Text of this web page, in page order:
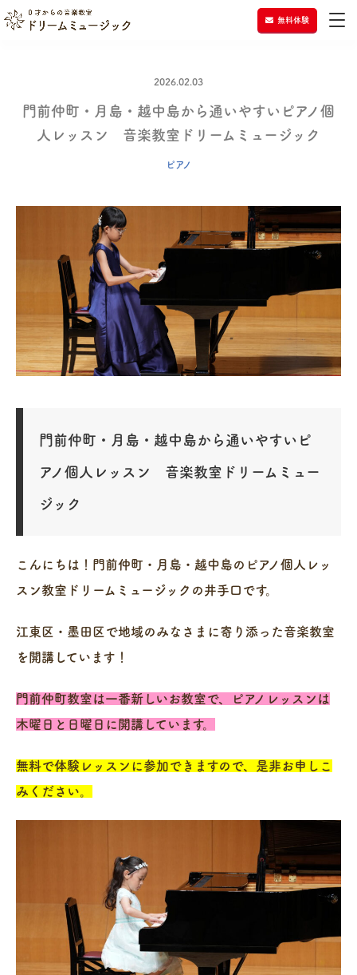
無料体験
2026.02.03
門前仲町・月島・越中島から通いやすいピアノ個
人レッスン 音楽教室ドリームミュージック
ピアノ
門前仲町・月島・越中島から通いやすいピ
アノ個人レッスン 音楽教室ドリームミュー
ジック
こんにちは！門前仲町・月島・越中島のピアノ個人レッ
スン教室ドリームミュージックの井手口です。
江東区・墨田区で地域のみなさまに寄り添った音楽教室
を開講しています！
門前仲町教室は一番新しいお教室で、ピアノレッスンは
木曜日と日曜日に開講しています。
無料で体験レッスンに参加できますので、是非お申しこ
みください。